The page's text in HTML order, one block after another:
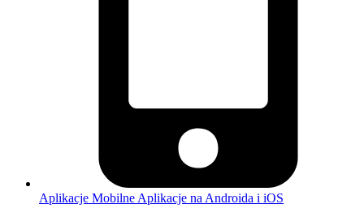
Aplikacje Mobilne Aplikacje na Androida i iOS